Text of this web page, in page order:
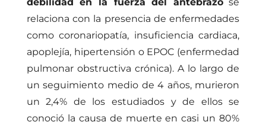
relaciona con la presencia de enfermedades
como coronariopatía, insuficiencia cardiaca,
apoplejía, hipertensión o EPOC (enfermedad
pulmonar obstructiva crónica). A lo largo de
un seguimiento medio de 4 años, murieron
un 2,4% de los estudiados y de ellos se
conoció la causa de muerte en casi un 80%